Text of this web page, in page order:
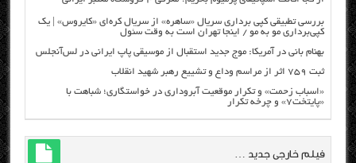
بررسی تطبیقی کپی برداری سریال «ساهره» از سریال کره‌ای «کایروس» | یک
کپی‌برداری مو به مو / اینجا تهران است به وقت سئول
بهنام بانی در آمریکا: موج جدید استقبال از موسیقی پاپ ایرانی در لس‌آنجلس
ثبت ۷۵۹ اثر از مراسم وداع و تشییع رهبر شهید انقلاب
«اسباب زحمت» و تکرار موقعیت آبروداری در خواستگاری؛ شباهت با
«پایتخت۷» و چرخه تکرار
فیلم خارجی جدید …